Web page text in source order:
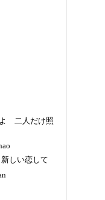
よ 二人だけ照
しい恋して